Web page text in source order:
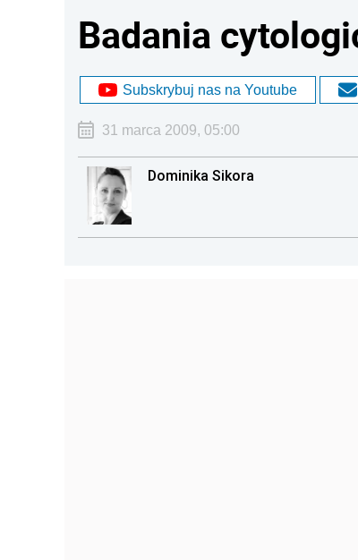
Badania
Subskrybuj nas na Youtube
31 marca 2009, 05:00
Dominika Sikora